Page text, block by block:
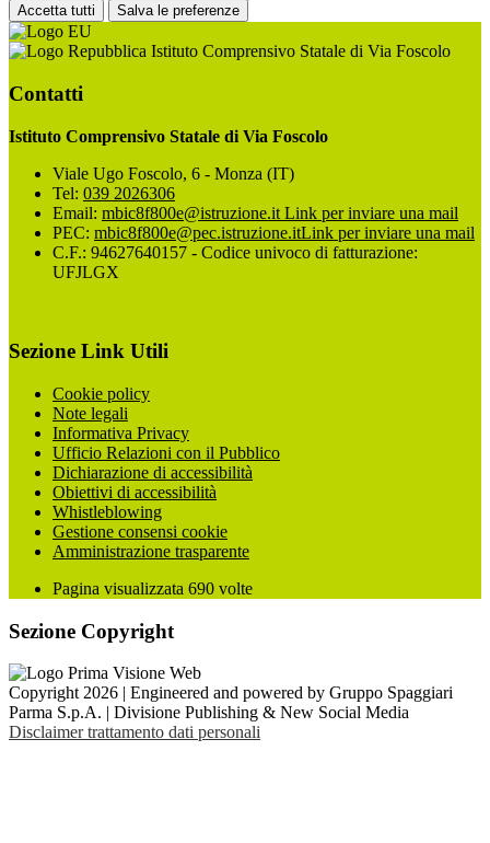
Accetta tutti Salva le preferenze
Istituto Comprensivo Statale di Via Foscolo
Contatti
Istituto Comprensivo Statale di Via Foscolo
Viale Ugo Foscolo, 6 - Monza (IT)
Tel: 039 2026306
Email: mbic8f800e@istruzione.it Link per inviare una mail
PEC: mbic8f800e@pec.istruzione.itLink per inviare una mail
C.F.: 94627640157 - Codice univoco di fatturazione:
UFJLGX
Sezione Link Utili
Cookie policy
Note legali
Informativa Privacy
Ufficio Relazioni con il Pubblico
Dichiarazione di accessibilità
Obiettivi di accessibilità
Whistleblowing
Gestione consensi cookie
Amministrazione trasparente
Pagina visualizzata 690 volte
Sezione Copyright
Copyright 2026 | Engineered and powered by Gruppo Spaggiari
Parma S.p.A. | Divisione Publishing & New Social Media
Disclaimer trattamento dati personali